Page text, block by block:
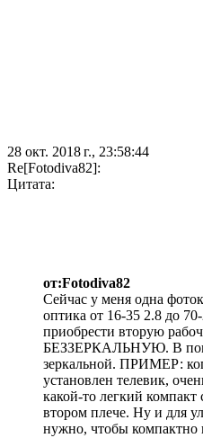
28 окт. 2018 г., 23:58:44
Re[Fotodiva82]:
Цитата:
от:Fotodiva82
Сейчас у меня одна
оптика от 16-35 2.8 до
приобрести вторую
БЕЗЗЕРКАЛЬНУЮ. В
зеркальной. ПРИМЕР:
установлен телевик,
какой-то легкий
втором плече. Ну и для
нужно, чтобы компактно